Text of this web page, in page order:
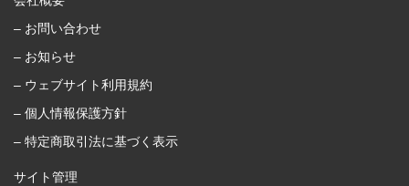
– お問い合わせ
– お知らせ
– ウェブサイト利用規約
– 個人情報保護方針
– 特定商取引法に基づく表示
サイト管理